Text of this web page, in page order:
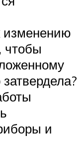
изменению
чтобы
и